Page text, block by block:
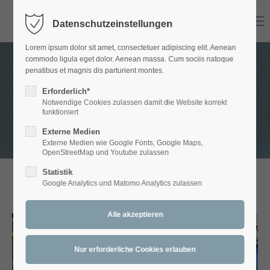
Login
Benutzername
Passwort
Anmelden
Support
Lorem ipsum dolor sit amet:
GALLERY - Artett
ARTETT:20 Jahre Fest & mehr
Artett - Stadtfest Wr. Neustadt
Datenschutzeinstellungen
Lorem ipsum dolor sit amet, consectetuer adipiscing elit. Aenean
commodo ligula eget dolor. Aenean massa. Cum sociis natoque
penatibus et magnis dis parturient montes.
Erforderlich*
Notwendige Cookies zulassen damit die Website korrekt
funktioniert
Externe Medien
Externe Medien wie Google Fonts, Google Maps,
OpenStreetMap und Youtube zulassen
Statistik
Google Analytics und Matomo Analytics zulassen